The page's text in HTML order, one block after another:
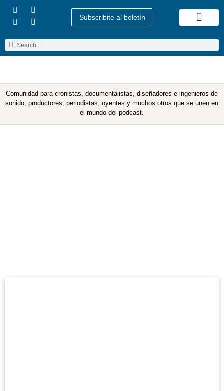
Subscribite al boletín
Comunidad para cronistas, documentalistas, diseñadores e ingenieros de
sonido, productores, periodistas, oyentes y muchos otros que se unen en
el mundo del podcast.